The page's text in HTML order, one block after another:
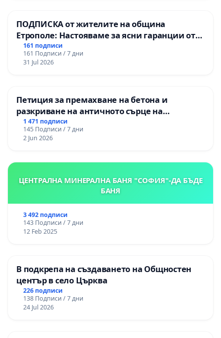
ПОДПИСКА от жителите на община
Етрополе: Настояваме за ясни гаранции от
“Елаците-МЕД” АД и от държавата, че ще се
изпълнят всички екологични норми!
161 подписи
161 Подписи / 7 дни
31 Jul 2026
Петиция за премахване на бетона и
разкриване на античното сърце на
Могиланската могила във Враца
1 471 подписи
145 Подписи / 7 дни
2 Jun 2026
ЦЕНТРАЛНА МИНЕРАЛНА БАНЯ "СОФИЯ"-ДА БЪДЕ
БАНЯ
3 492 подписи
143 Подписи / 7 дни
12 Feb 2025
В подкрепа на създаването на Общностен
център в село Църква
226 подписи
138 Подписи / 7 дни
24 Jul 2026